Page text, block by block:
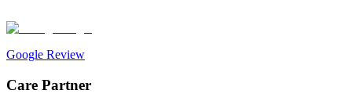
Google Review
Care Partner